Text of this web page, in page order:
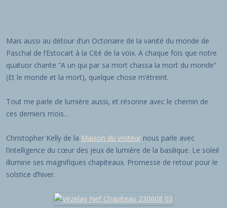
Mais aussi au détour d’un Octonaire de la vanité du monde de
Paschal de l’Estocart à la Cité de la voix. A chaque fois que notre
quatuor chante “A un qui par sa mort chassa la mort du monde”
(Et le monde et la mort), quelque chose m’étreint.
Tout me parle de lumière aussi, et résonne avec le chemin de
ces derniers mois…
Christopher Kelly de la Maison du visiteur nous parle avec
l’intelligence du cœur des jeux de lumière de la basilique. Le soleil
illumine ses magnifiques chapiteaux. Promesse de retour pour le
solstice d’hiver.